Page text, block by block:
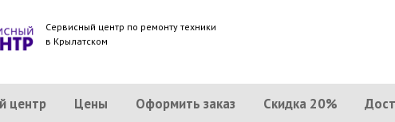
Сервисный центр по ремонту техники
в Крылатском
центр Цены Оформить заказ Скидка 20%